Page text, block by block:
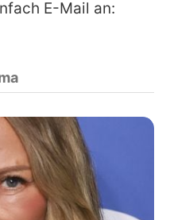
E-Mail an: